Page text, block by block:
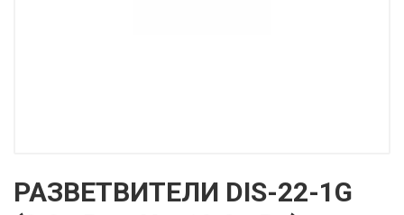
РАЗВЕТВИТЕЛИ DIS-22-1G